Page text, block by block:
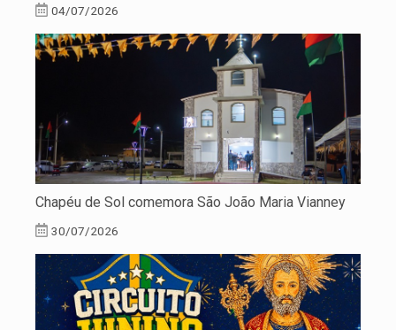
04/07/2026
Chapéu de Sol comemora São João Maria Vianney
30/07/2026